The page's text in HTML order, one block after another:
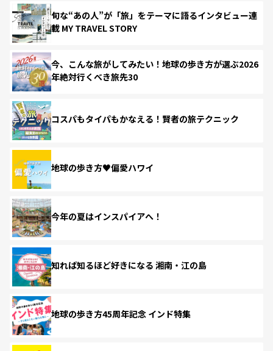
旬な“あの人”が「旅」をテーマに語るインタビュー連
載 MY TRAVEL STORY
今、こんな旅がしてみたい！地球の歩き方が選ぶ2026
年絶対行くべき旅先30
コスパもタイパもかなえる！賢者の旅テクニック
地球の歩き方♥偏愛ハワイ
今年の夏はインスパイアへ！
知れば知るほど好きになる 湘南・江の島
地球の歩き方45周年記念 インド特集